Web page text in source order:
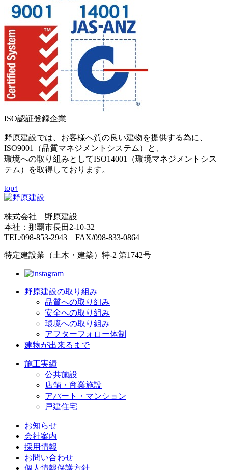
ISO認証登録企業
野原建設では、お客様へ質の良い建物を提供する為に、
ISO9001（品質マネジメントシステム）と、
環境への取り組みとしてISO14001（環境マネジメントシス
テム）を取得しております。
top↑
株式会社 野原建設
本社：那覇市長田2-10-32
TEL/098-853-2943 FAX/098-833-0864
特定建設業（土木・建築）特-2 第1742号
野原建設の取り組み
品質への取り組み
安全への取り組み
環境への取り組み
アフターフォロー体制
建物が出来るまで
施工実績
公共施設
店舗・商業施設
アパート・マンション
戸建住宅
お知らせ
会社案内
採用情報
お問い合わせ